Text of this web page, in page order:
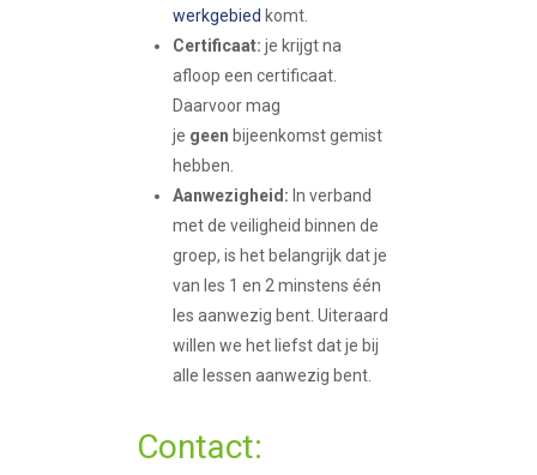
werkgebied komt.
Certificaat: je krijgt na
afloop een certificaat.
Daarvoor mag
je geen bijeenkomst gemist
hebben.
Aanwezigheid: In verband
met de veiligheid binnen de
groep, is het belangrijk dat je
van les 1 en 2 minstens één
les aanwezig bent. Uiteraard
willen we het liefst dat je bij
alle lessen aanwezig bent.
Contact: